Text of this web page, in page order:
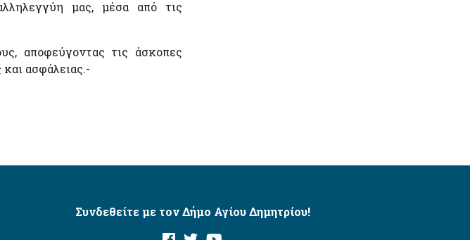
μας, μέσα από τις
αποφεύγοντας τις άσκοπες
ασφάλειας.-
Συνδεθείτε με τον Δήμο Αγίου Δημητρίου!